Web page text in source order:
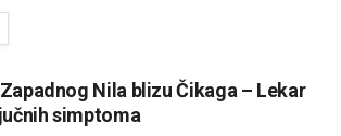
Nila blizu Čikaga – Lekar
simptoma